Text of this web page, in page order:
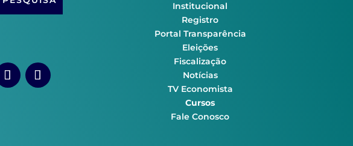
Institucional
Registro
Portal Transparência
Eleições
Fiscalização
Notícias
TV Economista
Cursos
Fale Conosco